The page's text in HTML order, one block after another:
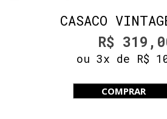
CASACO
R$
ou 3x de R$
COMPRAR